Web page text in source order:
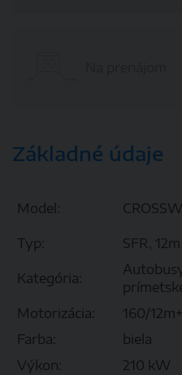
Základné údaje
Model:
Typ: SFR, 12m
Kategória:
Motorizácia: 160/
Farba:
biela
Výkon:
210 kW